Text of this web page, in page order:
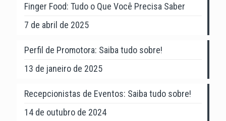
Finger Food: Tudo o Que Você Precisa Saber
7 de abril de 2025
Perfil de Promotora: Saiba tudo sobre!
13 de janeiro de 2025
Recepcionistas de Eventos: Saiba tudo sobre!
14 de outubro de 2024